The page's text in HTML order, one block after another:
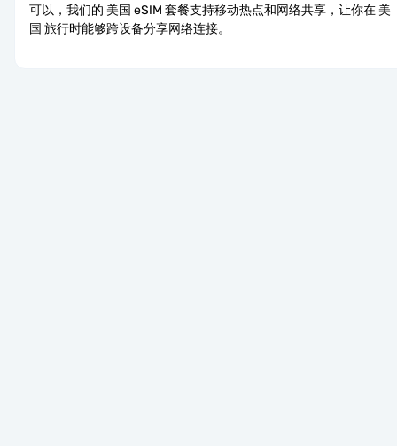
可以，我们的 美国 eSIM 套餐支持移动热点和网络共享，让你在 美
国 旅行时能够跨设备分享网络连接。